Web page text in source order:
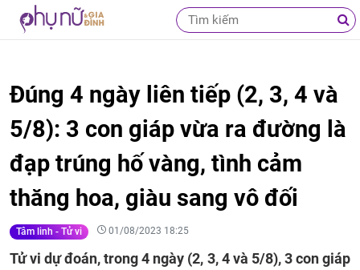
Đúng 4 ngày liên tiếp (2, 3, 4 và
5/8): 3 con giáp vừa ra đường là
đạp trúng hố vàng, tình cảm
thăng hoa, giàu sang vô đối
Tâm linh - Tử vi 01/08/2023 18:25
Tử vi dự đoán, trong 4 ngày (2, 3, 4 và 5/8), 3 con giáp